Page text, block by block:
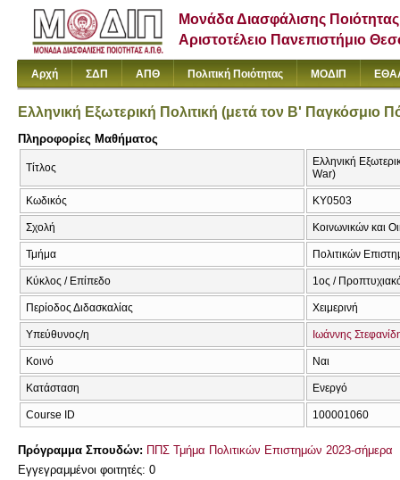
Μονάδα Διασφάλισης Ποιότητας
Αριστοτέλειο Πανεπιστήμιο
Αρχή ΣΔΠ ΑΠΘ Πολιτική Ποιότητας ΜΟΔΙΠ
Ελληνική Εξωτερική Πολιτική (μετά τον Β' Παγκόσμιο
Πληροφορίες Μαθήματος
Τίτλος
Ελληνική
War)
Κωδικός ΚΥ0503
Σχολή Κοινωνικών και
Τμήμα Πολιτικών
Κύκλος / Επίπεδο 1ος /
Περίοδος Διδασκαλίας Χειμερινή
Υπεύθυνος/η Ιωάννης
Κοινό Ναι
Κατάσταση Ενεργό
Course ID 100001060
Πρόγραμμα Σπουδών: ΠΠΣ Τμήμα Πολιτικών Επιστημών 2023-σήμερα
Εγγεγραμμένοι φοιτητές: 0